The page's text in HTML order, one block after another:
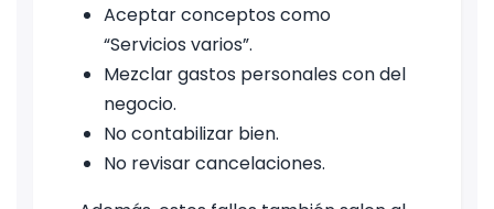
Aceptar conceptos como
“Servicios varios”.
Mezclar gastos personales con del
negocio.
No contabilizar bien.
No revisar cancelaciones.